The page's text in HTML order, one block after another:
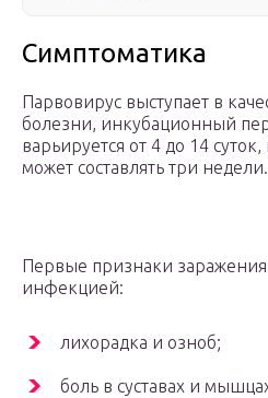
Симптоматика
Парвовирус выступает в
болезни, инкубационный
варьируется от 4 до 14
может составлять три недели.
Первые признаки
инфекцией:
лихорадка и озноб;
боль в суставах и